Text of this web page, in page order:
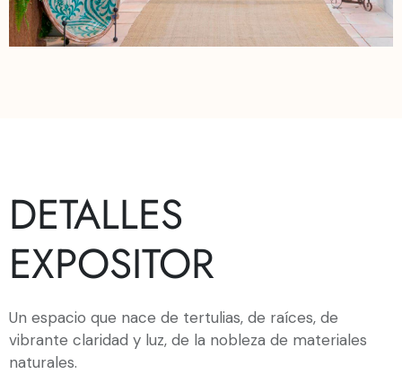
DETALLES
EXPOSITOR
Un espacio que nace de tertulias, de raíces, de
vibrante claridad y luz, de la nobleza de materiales
naturales.